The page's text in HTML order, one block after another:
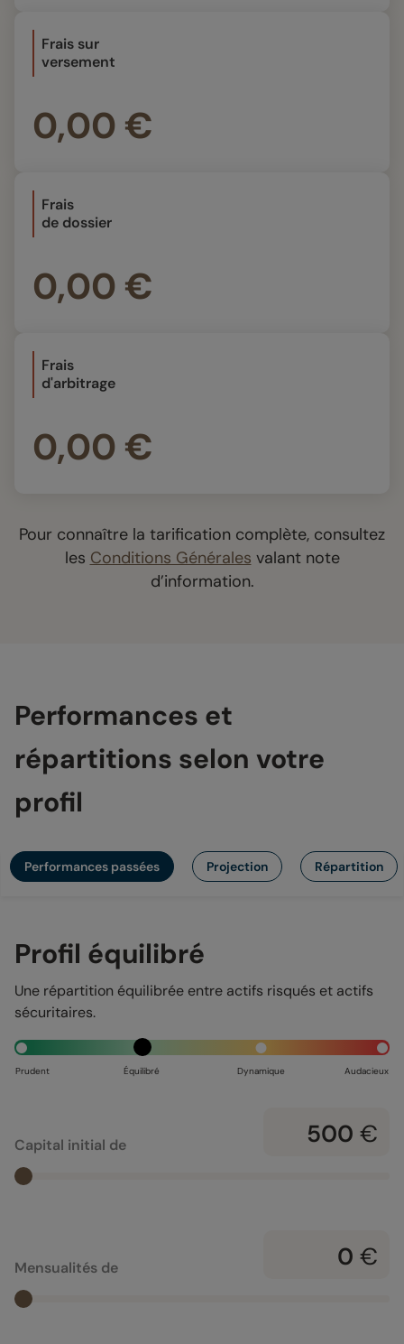
Frais sur
versement
0,00 €
Frais
de dossier
0,00 €
Frais
d'arbitrage
0,00 €
Pour connaître la tarification complète, consultez
les Conditions Générales valant note
d’information.
Performances et
répartitions selon votre
profil
Performances passées Projection Répartition
Profil équilibré
Une répartition équilibrée entre actifs risqués et actifs
sécuritaires.
Prudent Équilibré Dynamique Audacieux
Capital initial de €
Mensualités de €